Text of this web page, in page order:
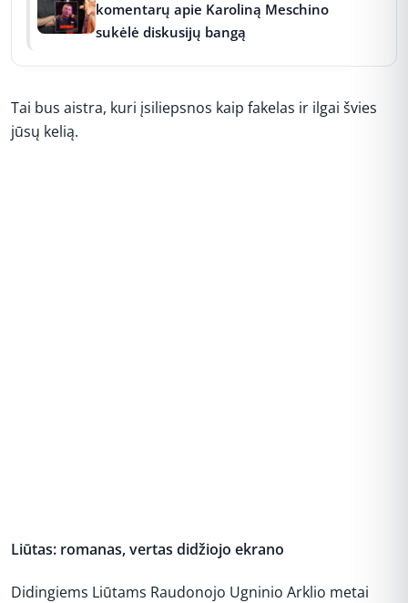
komentarų apie Karoliną Meschino
sukėlė diskusijų bangą
Tai bus aistra, kuri įsiliepsnos kaip fakelas ir ilgai švies
jūsų kelią.
Liūtas: romanas, vertas didžiojo ekrano
Didingiems Liūtams Raudonojo Ugninio Arklio metai